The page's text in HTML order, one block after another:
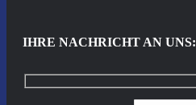
IHRE NACHRICHT AN UNS: